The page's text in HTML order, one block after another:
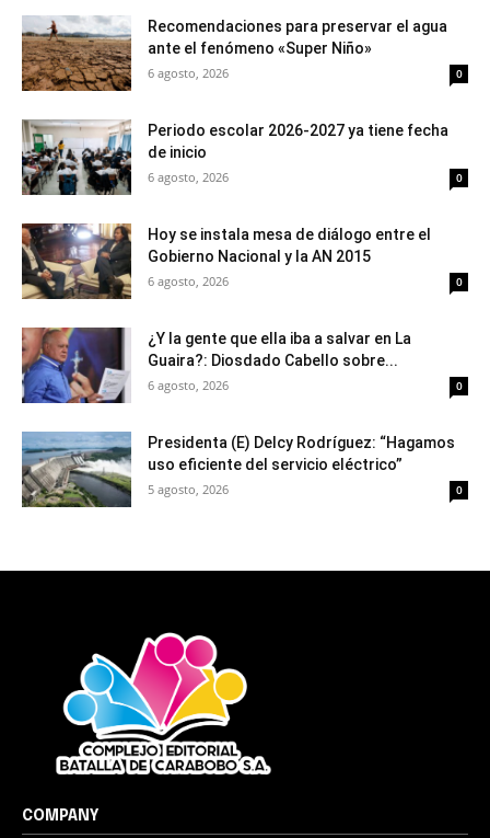
Recomendaciones para preservar el agua
ante el fenómeno «Super Niño»
6 agosto, 2026 0
Periodo escolar 2026-2027 ya tiene fecha
de inicio
6 agosto, 2026 0
Hoy se instala mesa de diálogo entre el
Gobierno Nacional y la AN 2015
6 agosto, 2026 0
¿Y la gente que ella iba a salvar en La
Guaira?: Diosdado Cabello sobre...
6 agosto, 2026 0
Presidenta (E) Delcy Rodríguez: “Hagamos
uso eficiente del servicio eléctrico”
5 agosto, 2026 0
COMPANY